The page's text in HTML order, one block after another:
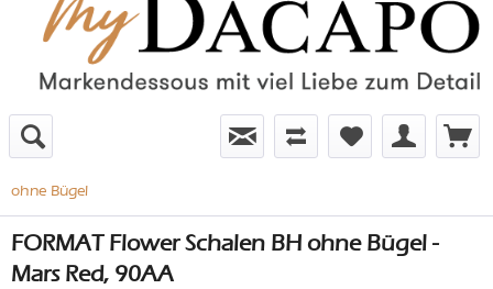
ohne Bügel
FORMAT Flower Schalen BH ohne Bügel -
Mars Red, 90AA